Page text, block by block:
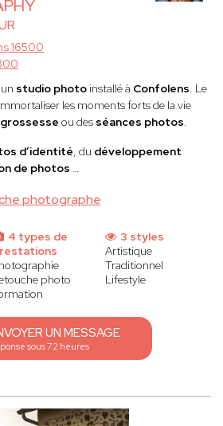
photographe
16500
studio photoinstallé à Confolens. Le
les moments forts de la vie
ou des séances photos.
d’identité, du développement
de photos …
4 types de
photo
3 styles
Artistique
Traditionnel
Lifestyle
UN MESSAGE
sous 72 heures